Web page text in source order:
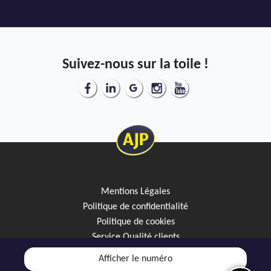
Afficher le numéro
Suivez-nous sur la toile !
Mentions Légales
Politique de confidentialité
Politique de cookies
Service Qualité clients
Créez votre alerte mail